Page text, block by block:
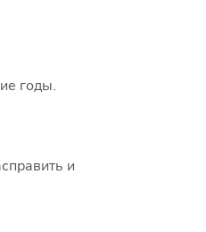
годы.
и